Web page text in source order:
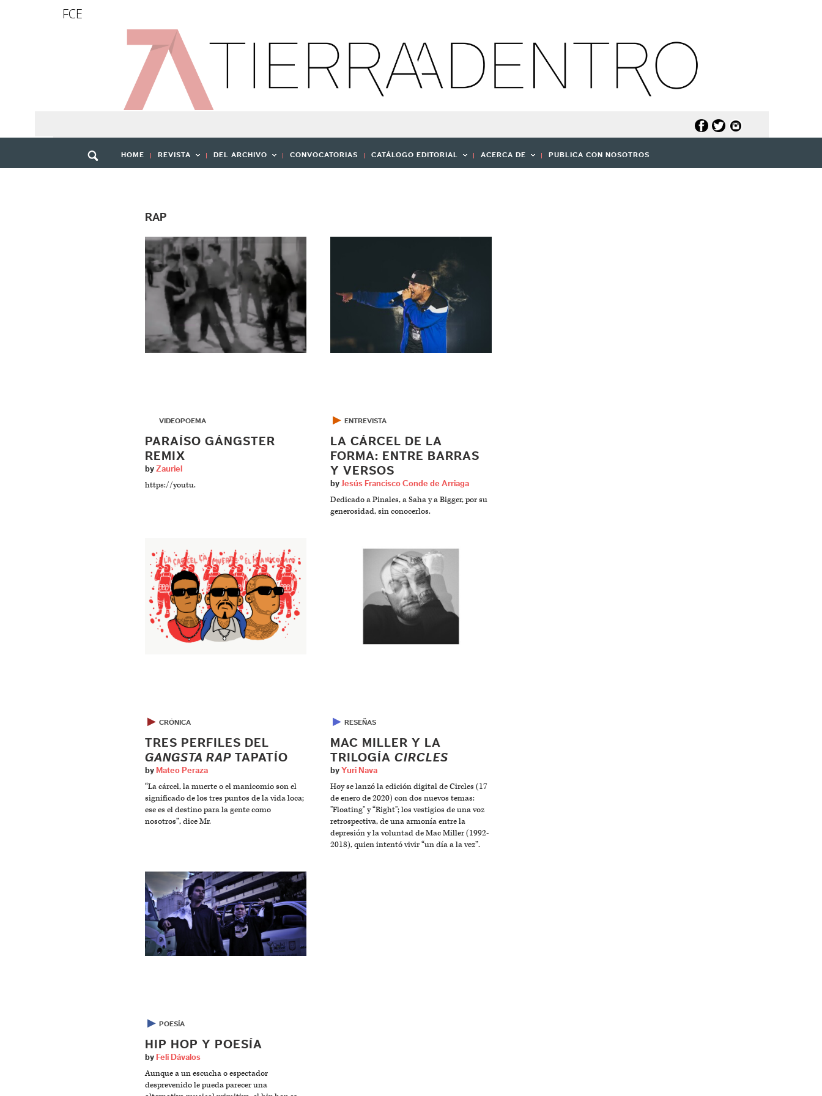
FCE
HOME REVISTA DEL ARCHIVO CONVOCATORIAS CATÁLOGO EDITORIAL ACERCA DE PUBLICA CON NOSOTROS
RAP
VIDEOPOEMA
PARAÍSO GÁNGSTER
REMIX
by Zauriel
https://youtu.
▶ ENTREVISTA
LA CÁRCEL DE LA
FORMA: ENTRE BARRAS
Y VERSOS
by Jesús Francisco Conde de Arriaga
Dedicado a Pinales, a Saha y a Bigger, por su
generosidad, sin conocerlos.
▶ CRÓNICA
TRES PERFILES DEL
GANGSTA RAP TAPATÍO
by Mateo Peraza
“La cárcel, la muerte o el manicomio son el
significado de los tres puntos de la vida loca;
ese es el destino para la gente como
nosotros”, dice Mr.
▶ RESEÑAS
MAC MILLER Y LA
TRILOGÍA CIRCLES
by Yuri Nava
Hoy se lanzó la edición digital de Circles (17
de enero de 2020) con dos nuevos temas:
"Floating" y “Right"; los vestigios de una voz
retrospectiva, de una armonía entre la
depresión y la voluntad de Mac Miller (1992-
2018), quien intentó vivir “un día a la vez”.
▶ POESÍA
HIP HOP Y POESÍA
by Feli Dávalos
Aunque a un escucha o espectador
desprevenido le pueda parecer una